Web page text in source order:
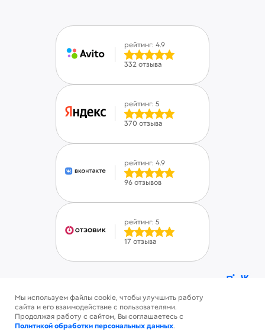
рейтинг: 4.9
332 отзыва
рейтинг: 5
370 отзыва
рейтинг: 4.9
96 отзывов
рейтинг: 5
17 отзыва
Политика конфиденциальности
Пользовательское соглашение
ⓒ Savinsname 2015-2026. Все права защищены
Мы используем файлы cookie, чтобы улучшить работу
сайта и его взаимодействие с пользователями.
Продолжая работу с сайтом, Вы соглашаетесь с
Политикой обработки персональных данных.